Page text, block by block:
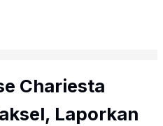
Chariesta
Laporkan